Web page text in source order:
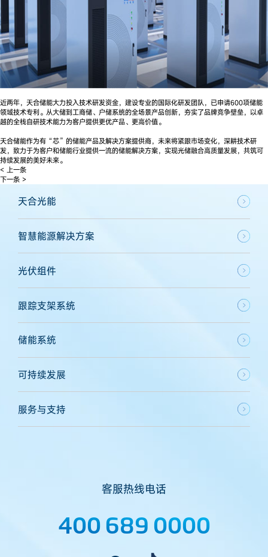
近两年，天合储能大力投入技术研发资金，建设专业的国际化研发团队，已申请600项储能
领域技术专利。从大储到工商储、户储系统的全场景产品创新，夯实了品牌竞争壁垒，以卓
越的全栈自研技术能力为客户提供更优产品、更高价值。
天合储能作为有“芯”的储能产品及解决方案提供商，未来将紧跟市场变化，深耕技术研
发，致力于为客户和储能行业提供一流的储能解决方案，实现光储融合高质量发展，共筑可
持续发展的美好未来。
< 上一条
下一条 >
天合光能
智慧能源解决方案
光伏组件
跟踪支架系统
储能系统
可持续发展
服务与支持
客服热线电话
400 689 0000